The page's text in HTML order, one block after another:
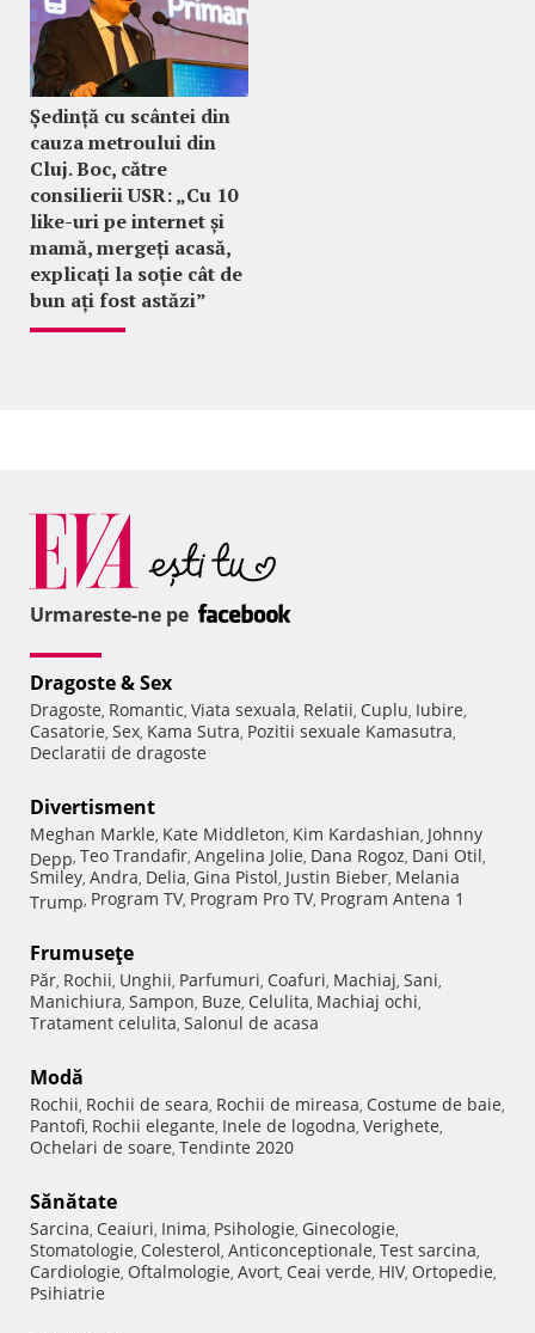
Ședință cu scântei din
cauza metroului din
Cluj. Boc, către
consilierii USR: „Cu 10
like-uri pe internet și
mamă, mergeți acasă,
explicați la soție cât de
bun ați fost astăzi”
Urmareste-ne pe
Dragoste & Sex
Dragoste, Romantic, Viata sexuala, Relatii, Cuplu, Iubire,
Casatorie, Sex, Kama Sutra, Pozitii sexuale Kamasutra,
Declaratii de dragoste
Divertisment
Meghan Markle, Kate Middleton, Kim Kardashian, Johnny
Depp, Teo Trandafir, Angelina Jolie, Dana Rogoz, Dani Otil,
Smiley, Andra, Delia, Gina Pistol, Justin Bieber, Melania
Trump, Program TV, Program Pro TV, Program Antena 1
Frumuseţe
Păr, Rochii, Unghii, Parfumuri, Coafuri, Machiaj, Sani,
Manichiura, Sampon, Buze, Celulita, Machiaj ochi,
Tratament celulita, Salonul de acasa
Modă
Rochii, Rochii de seara, Rochii de mireasa, Costume de baie,
Pantofi, Rochii elegante, Inele de logodna, Verighete,
Ochelari de soare, Tendinte 2020
Sănătate
Sarcina, Ceaiuri, Inima, Psihologie, Ginecologie,
Stomatologie, Colesterol, Anticonceptionale, Test sarcina,
Cardiologie, Oftalmologie, Avort, Ceai verde, HIV, Ortopedie,
Psihiatrie